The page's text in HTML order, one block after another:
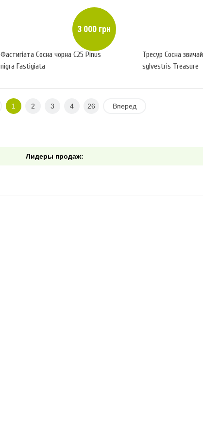
3 000 грн
Фастигіата Сосна чорна С25 Pinus
nigra Fastigiata
Тресур Сосна
sylvestris Treasure
1 2 3 4 26 Вперед
Лидеры продаж: